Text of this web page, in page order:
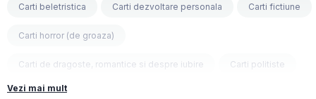
Carti beletristica Carti dezvoltare personala Carti fictiune
Carti horror (de groaza)
Carti de dragoste, romantice si despre iubire Carti politiste
Carti fantasy
Vezi mai mult